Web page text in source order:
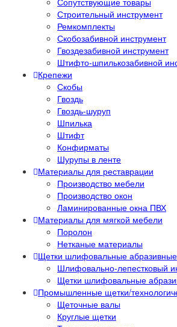
Строительный инструмент
Ремкомплекты
Скобозабивной инструмент
Гвоздезабивной инструмент
Штифто-шпилькозабивной
Крепежи
Скобы
Гвоздь
Гвоздь-шуруп
Шпилька
Штифт
Конфирматы
Шурупы в ленте
Материалы для реставрации
Производство мебели
Производство окон
Ламинированные окна ПВХ
Материалы для мягкой мебели
Поролон
Нетканые материалы
Щетки шлифовальные абразивные
Шлифовально-лепестковый
Щетки шлифовальные
Промышленные щетки/
Щеточные валы
Круглые щетки